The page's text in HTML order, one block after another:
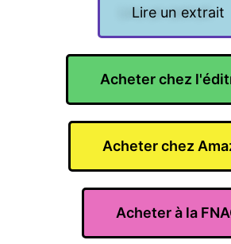
Lire un extrait
Acheter chez
Acheter chez
Acheter à la